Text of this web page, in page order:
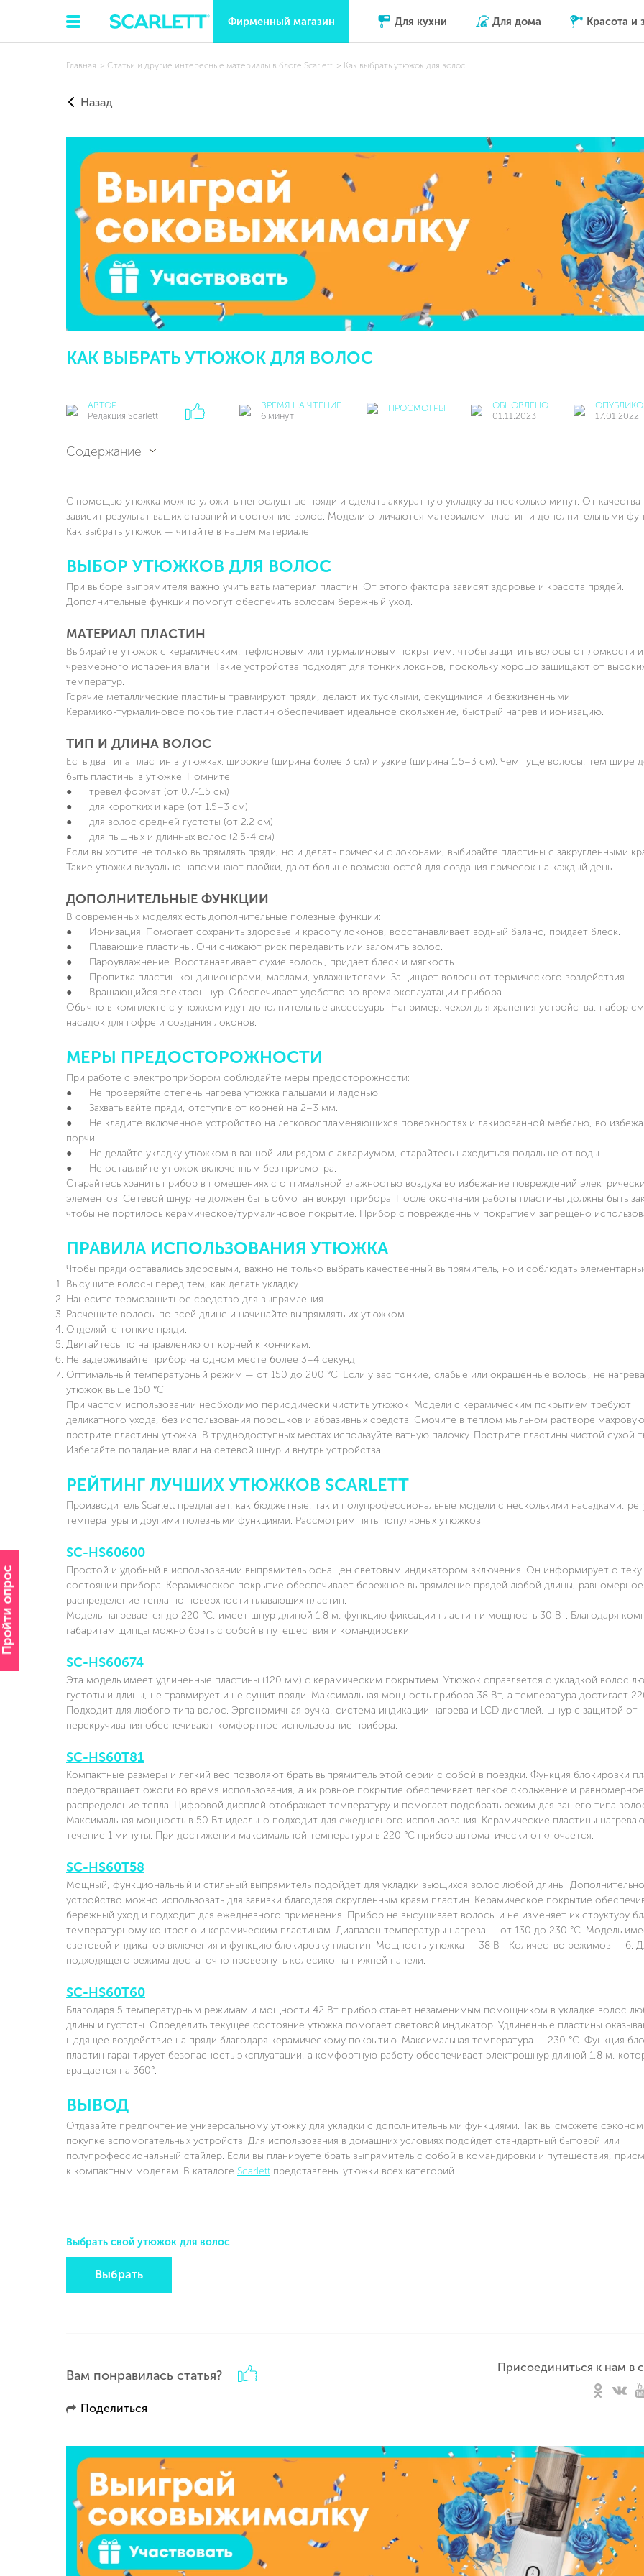
Фирменный магазин Для кухни Для дома Красота и
Пройти опрос
Главная Статьи и другие интересные материалы в блоге Scarlett Как выбрать утюжок для волос
Назад
КАК ВЫБРАТЬ УТЮЖОК ДЛЯ ВОЛОС
АВТОР
Редакция Scarlett
ВРЕМЯ НА ЧТЕНИЕ
6 минут
ПРОСМОТРЫ
ОБНОВЛЕНО
01.11.2023
17.01.2022
Содержание
С помощью утюжка можно уложить непослушные пряди и сделать аккуратную укладку за несколько минут. От качества
зависит результат ваших стараний и состояние волос. Модели отличаются материалом пластин и дополнительными
Как выбрать утюжок — читайте в нашем материале.
ВЫБОР УТЮЖКОВ ДЛЯ ВОЛОС
При выборе выпрямителя важно учитывать материал пластин. От этого фактора зависят здоровье и красота прядей.
Дополнительные функции помогут обеспечить волосам бережный уход.
МАТЕРИАЛ ПЛАСТИН
Выбирайте утюжок с керамическим, тефлоновым или турмалиновым покрытием, чтобы защитить волосы от ломкости и
чрезмерного испарения влаги. Такие устройства подходят для тонких локонов, поскольку хорошо защищают от
температур.
Горячие металлические пластины травмируют пряди, делают их тусклыми, секущимися и безжизненными.
Керамико-турмалиновое покрытие пластин обеспечивает идеальное скольжение, быстрый нагрев и ионизацию.
ТИП И ДЛИНА ВОЛОС
Есть два типа пластин в утюжках: широкие (ширина более 3 см) и узкие (ширина 1,5–3 см). Чем гуще волосы, тем шире
быть пластины в утюжке. Помните:
● тревел формат (от 0.7-1.5 см)
● для коротких и каре (от 1.5–3 см)
● для волос средней густоты (от 2.2 см)
● для пышных и длинных волос (2.5-4 см)
Если вы хотите не только выпрямлять пряди, но и делать прически с локонами, выбирайте пластины с закругленными
Такие утюжки визуально напоминают плойки, дают больше возможностей для создания причесок на каждый день.
ДОПОЛНИТЕЛЬНЫЕ ФУНКЦИИ
В современных моделях есть дополнительные полезные функции:
● Ионизация. Помогает сохранить здоровье и красоту локонов, восстанавливает водный баланс, придает блеск.
● Плавающие пластины. Они снижают риск передавить или заломить волос.
● Пароувлажнение. Восстанавливает сухие волосы, придает блеск и мягкость.
● Пропитка пластин кондиционерами, маслами, увлажнителями. Защищает волосы от термического воздействия.
● Вращающийся электрошнур. Обеспечивает удобство во время эксплуатации прибора.
Обычно в комплекте с утюжком идут дополнительные аксессуары. Например, чехол для хранения устройства, набор
насадок для гофре и создания локонов.
МЕРЫ ПРЕДОСТОРОЖНОСТИ
При работе с электроприбором соблюдайте меры предосторожности:
● Не проверяйте степень нагрева утюжка пальцами и ладонью.
● Захватывайте пряди, отступив от корней на 2–3 мм.
● Не кладите включенное устройство на легковоспламеняющихся поверхностях и лакированной мебелью, во
порчи.
● Не делайте укладку утюжком в ванной или рядом с аквариумом, старайтесь находиться подальше от воды.
● Не оставляйте утюжок включенным без присмотра.
Старайтесь хранить прибор в помещениях с оптимальной влажностью воздуха во избежание повреждений
элементов. Сетевой шнур не должен быть обмотан вокруг прибора. После окончания работы пластины должны быть
чтобы не портилось керамическое/турмалиновое покрытие. Прибор с поврежденным покрытием запрещено
ПРАВИЛА ИСПОЛЬЗОВАНИЯ УТЮЖКА
Чтобы пряди оставались здоровыми, важно не только выбрать качественный выпрямитель, но и соблюдать
Высушите волосы перед тем, как делать укладку.
Нанесите термозащитное средство для выпрямления.
Расчешите волосы по всей длине и начинайте выпрямлять их утюжком.
Отделяйте тонкие пряди.
Двигайтесь по направлению от корней к кончикам.
Не задерживайте прибор на одном месте более 3–4 секунд.
Оптимальный температурный режим — от 150 до 200 °C. Если у вас тонкие, слабые или окрашенные волосы, не
утюжок выше 150 °C.
При частом использовании необходимо периодически чистить утюжок. Модели с керамическим покрытием требуют
деликатного ухода, без использования порошков и абразивных средств. Смочите в теплом мыльном растворе
протрите пластины утюжка. В труднодоступных местах используйте ватную палочку. Протрите пластины чистой сухой
Избегайте попадание влаги на сетевой шнур и внутрь устройства.
РЕЙТИНГ ЛУЧШИХ УТЮЖКОВ SCARLETT
Производитель Scarlett предлагает, как бюджетные, так и полупрофессиональные модели с несколькими насадками,
температуры и другими полезными функциями. Рассмотрим пять популярных утюжков.
SC-HS60600
Простой и удобный в использовании выпрямитель оснащен световым индикатором включения. Он информирует о
состоянии прибора. Керамическое покрытие обеспечивает бережное выпрямление прядей любой длины, равномерное
распределение тепла по поверхности плавающих пластин.
Модель нагревается до 220 °C, имеет шнур длиной 1,8 м, функцию фиксации пластин и мощность 30 Вт. Благодаря
габаритам щипцы можно брать с собой в путешествия и командировки.
SC-HS60674
Эта модель имеет удлиненные пластины (120 мм) с керамическим покрытием. Утюжок справляется с укладкой волос
густоты и длины, не травмирует и не сушит пряди. Максимальная мощность прибора 38 Вт, а температура достигает
Подходит для любого типа волос. Эргономичная ручка, система индикации нагрева и LCD дисплей, шнур с защитой от
перекручивания обеспечивают комфортное использование прибора.
SC-HS60T81
Компактные размеры и легкий вес позволяют брать выпрямитель этой серии с собой в поездки. Функция блокировки
предотвращает ожоги во время использования, а их ровное покрытие обеспечивает легкое скольжение и равномерное
распределение тепла. Цифровой дисплей отображает температуру и помогает подобрать режим для вашего типа
Максимальная мощность в 50 Вт идеально подходит для ежедневного использования. Керамические пластины
течение 1 минуты. При достижении максимальной температуры в 220 °C прибор автоматически отключается.
SC-HS60T58
Мощный, функциональный и стильный выпрямитель подойдет для укладки вьющихся волос любой длины. Дополнительно
устройство можно использовать для завивки благодаря скругленным краям пластин. Керамическое покрытие
бережный уход и подходит для ежедневного применения. Прибор не высушивает волосы и не изменяет их структуру
температурному контролю и керамическим пластинам. Диапазон температуры нагрева — от 130 до 230 °C. Модель
световой индикатор включения и функцию блокировку пластин. Мощность утюжка — 38 Вт. Количество режимов — 6.
подходящего режима достаточно провернуть колесико на нижней панели.
SC-HS60T60
Благодаря 5 температурным режимам и мощности 42 Вт прибор станет незаменимым помощником в укладке волос
длины и густоты. Определить текущее состояние утюжка помогает световой индикатор. Удлиненные пластины
щадящее воздействие на пряди благодаря керамическому покрытию. Максимальная температура — 230 °C. Функция
пластин гарантирует безопасность эксплуатации, а комфортную работу обеспечивает электрошнур длиной 1,8 м,
вращается на 360°.
ВЫВОД
Отдавайте предпочтение универсальному утюжку для укладки с дополнительными функциями. Так вы сможете
покупке вспомогательных устройств. Для использования в домашних условиях подойдет стандартный бытовой или
полупрофессиональный стайлер. Если вы планируете брать выпрямитель с собой в командировки и путешествия,
к компактным моделям. В каталоге Scarlett представлены утюжки всех категорий.
Выбрать свой утюжок для волос
Выбрать
Вам понравилась статья?
Поделиться
Присоединиться к нам в
ДЛЯ
SC-HS60T81 ЩИПЦЫ ДЛЯ
ВЫПРЯМЛЕНИЯ ВОЛОС
нет отзывов
SC-HS60674 ЩИПЦЫ ДЛЯ
ВЫПРЯМЛЕНИЯ ВОЛОС
4.9 (12 отзывов)
SC-HS60T58 ЩИПЦЫ
ВЫПРЯМЛЕНИЯ